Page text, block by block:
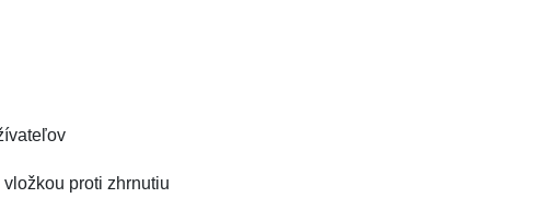
proti zhrnutiu